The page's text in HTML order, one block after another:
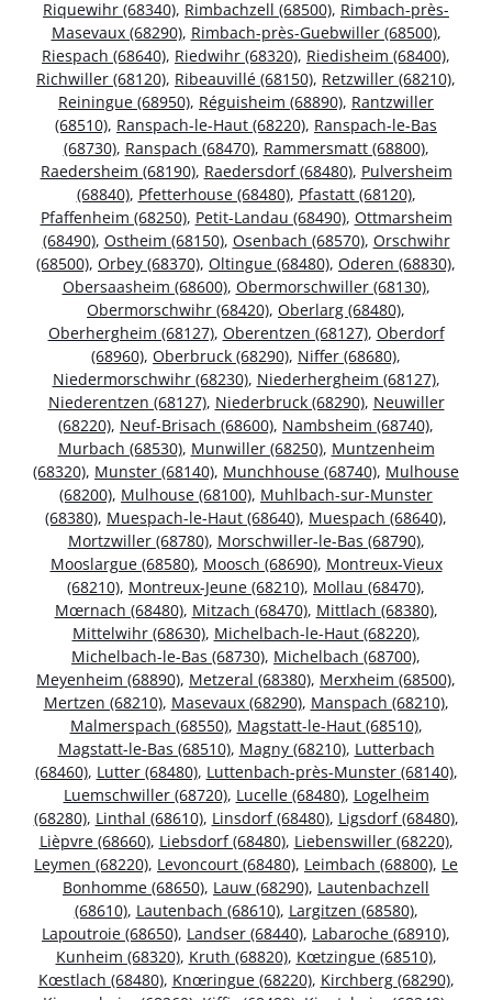
Riquewihr (68340), Rimbachzell (68500), Rimbach-près-
Masevaux (68290), Rimbach-près-Guebwiller (68500),
Riespach (68640), Riedwihr (68320), Riedisheim (68400),
Richwiller (68120), Ribeauvillé (68150), Retzwiller (68210),
Reiningue (68950), Réguisheim (68890), Rantzwiller
(68510), Ranspach-le-Haut (68220), Ranspach-le-Bas
(68730), Ranspach (68470), Rammersmatt (68800),
Raedersheim (68190), Raedersdorf (68480), Pulversheim
(68840), Pfetterhouse (68480), Pfastatt (68120),
Pfaffenheim (68250), Petit-Landau (68490), Ottmarsheim
(68490), Ostheim (68150), Osenbach (68570), Orschwihr
(68500), Orbey (68370), Oltingue (68480), Oderen (68830),
Obersaasheim (68600), Obermorschwiller (68130),
Obermorschwihr (68420), Oberlarg (68480),
Oberhergheim (68127), Oberentzen (68127), Oberdorf
(68960), Oberbruck (68290), Niffer (68680),
Niedermorschwihr (68230), Niederhergheim (68127),
Niederentzen (68127), Niederbruck (68290), Neuwiller
(68220), Neuf-Brisach (68600), Nambsheim (68740),
Murbach (68530), Munwiller (68250), Muntzenheim
(68320), Munster (68140), Munchhouse (68740), Mulhouse
(68200), Mulhouse (68100), Muhlbach-sur-Munster
(68380), Muespach-le-Haut (68640), Muespach (68640),
Mortzwiller (68780), Morschwiller-le-Bas (68790),
Mooslargue (68580), Moosch (68690), Montreux-Vieux
(68210), Montreux-Jeune (68210), Mollau (68470),
Mœrnach (68480), Mitzach (68470), Mittlach (68380),
Mittelwihr (68630), Michelbach-le-Haut (68220),
Michelbach-le-Bas (68730), Michelbach (68700),
Meyenheim (68890), Metzeral (68380), Merxheim (68500),
Mertzen (68210), Masevaux (68290), Manspach (68210),
Malmerspach (68550), Magstatt-le-Haut (68510),
Magstatt-le-Bas (68510), Magny (68210), Lutterbach
(68460), Lutter (68480), Luttenbach-près-Munster (68140),
Luemschwiller (68720), Lucelle (68480), Logelheim
(68280), Linthal (68610), Linsdorf (68480), Ligsdorf (68480),
Lièpvre (68660), Liebsdorf (68480), Liebenswiller (68220),
Leymen (68220), Levoncourt (68480), Leimbach (68800), Le
Bonhomme (68650), Lauw (68290), Lautenbachzell
(68610), Lautenbach (68610), Largitzen (68580),
Lapoutroie (68650), Landser (68440), Labaroche (68910),
Kunheim (68320), Kruth (68820), Kœtzingue (68510),
Kœstlach (68480), Knœringue (68220), Kirchberg (68290),